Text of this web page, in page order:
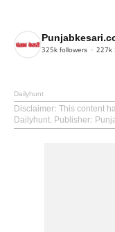
325k followers 227k
Dailyhunt
Disclaimer: This content
Dailyhunt. Publisher: